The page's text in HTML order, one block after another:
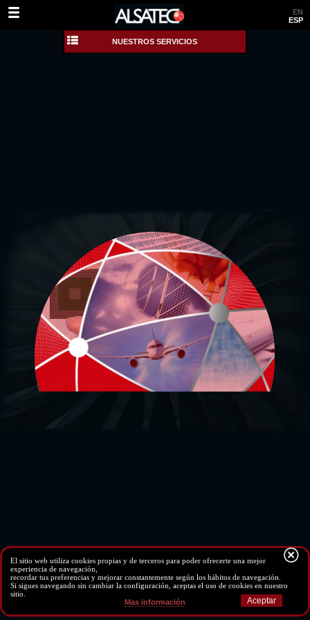
EN
ESP
NUESTROS SERVICIOS
Pol. Ind. Ali-Gobeo . C/ Vitorialanda nº 8, Pab 4 . 01010
Vitoria-Gasteiz (Alava) . Tel.:945 229 852 . Fax: 945
213 391alsatec@alsatec.net
El sitio web utiliza cookies propias y de terceros para poder ofrecerte una mejor
experiencia de navegación,
recordar tus preferencias y mejorar constantemente según los hábitos de navegación.
Si sigues navegando sin cambiar la configuración, aceptas el uso de cookies en nuestro
sitio.
Mas información